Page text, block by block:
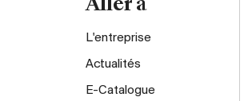
Aller à
L'entreprise
Actualités
E-Catalogue